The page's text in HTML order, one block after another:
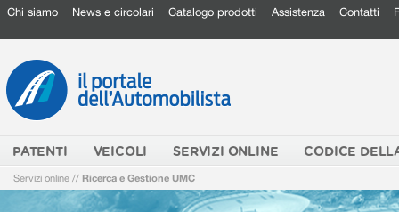
Chi siamo News e circolari Catalogo prodotti Assistenza Contatti
PATENTI VEICOLI SERVIZI ONLINE CODICE
Servizi online // Ricerca e Gestione UMC